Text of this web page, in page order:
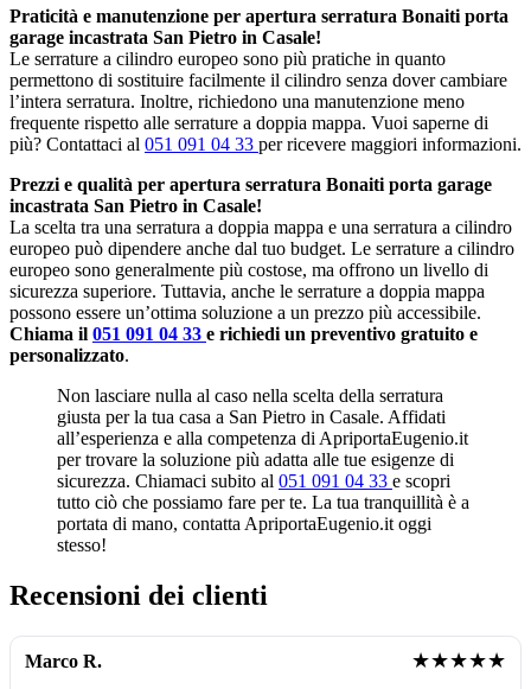
Praticità e manutenzione per apertura serratura Bonaiti porta
garage incastrata San Pietro in Casale!
Le serrature a cilindro europeo sono più pratiche in quanto
permettono di sostituire facilmente il cilindro senza dover cambiare
l’intera serratura. Inoltre, richiedono una manutenzione meno
frequente rispetto alle serrature a doppia mappa. Vuoi saperne di
più? Contattaci al 051 091 04 33 per ricevere maggiori informazioni.
Prezzi e qualità per apertura serratura Bonaiti porta garage
incastrata San Pietro in Casale!
La scelta tra una serratura a doppia mappa e una serratura a cilindro
europeo può dipendere anche dal tuo budget. Le serrature a cilindro
europeo sono generalmente più costose, ma offrono un livello di
sicurezza superiore. Tuttavia, anche le serrature a doppia mappa
possono essere un’ottima soluzione a un prezzo più accessibile.
Chiama il 051 091 04 33 e richiedi un preventivo gratuito e
personalizzato.
Non lasciare nulla al caso nella scelta della serratura
giusta per la tua casa a San Pietro in Casale. Affidati
all’esperienza e alla competenza di ApriportaEugenio.it
per trovare la soluzione più adatta alle tue esigenze di
sicurezza. Chiamaci subito al 051 091 04 33 e scopri
tutto ciò che possiamo fare per te. La tua tranquillità è a
portata di mano, contatta ApriportaEugenio.it oggi
stesso!
Recensioni dei clienti
Marco R. ★★★★★